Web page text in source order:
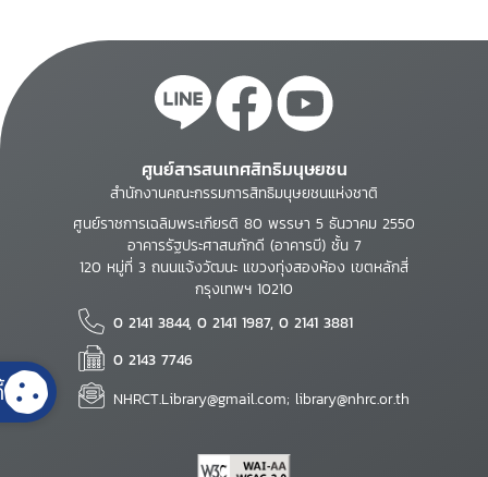
ศูนย์สารสนเทศสิทธิมนุษยชน
สำนักงานคณะกรรมการสิทธิมนุษยชนแห่งชาติ
ศูนย์ราชการเฉลิมพระเกียรติ 80 พรรษา 5 ธันวาคม 2550
อาคารรัฐประศาสนภักดี (อาคารบี) ชั้น 7
120 หมู่ที่ 3 ถนนแจ้งวัฒนะ แขวงทุ่งสองห้อง เขตหลักสี่
กรุงเทพฯ 10210
0 2141 3844, 0 2141 1987, 0 2141 3881
0 2143 7746
NHRCT.Library@gmail.com; library@nhrc.or.th